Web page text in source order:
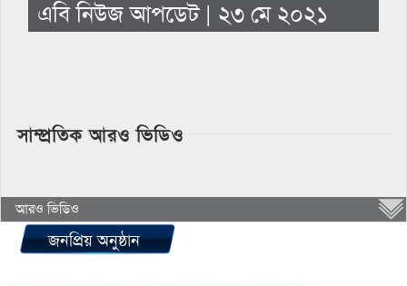
এবি নিউজ আপডেট | ২৩ মে ২০২১
সাম্প্রতিক আরও ভিডিও
আরও ভিডিও
জনপ্রিয় অনুষ্ঠান